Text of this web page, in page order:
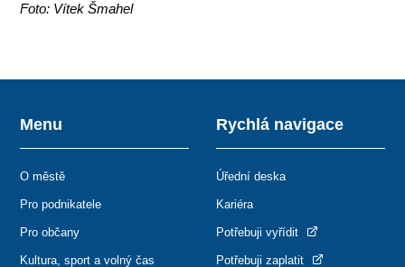
Foto: Vítek Šmahel
Menu
O městě
Pro podnikatele
Pro občany
Kultura, sport a volný čas
Rychlá navigace
Úřední deska
Kariéra
Potřebuji vyřídit
Potřebuji zaplatit